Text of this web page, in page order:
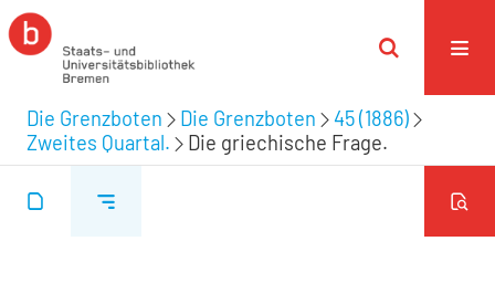
Die Grenzboten Die Grenzboten
45 (1886)
Zweites Quartal.
Die griechische Frage.